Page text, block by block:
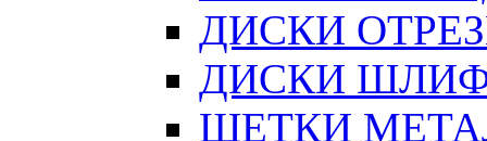
ДИСКИ
ДИСКИ
ЩЕТКИ